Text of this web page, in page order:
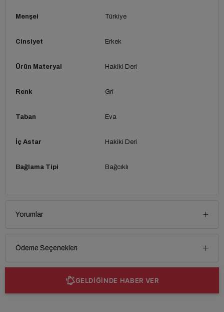
Menşei Türkiye
Cinsiyet Erkek
Ürün Materyal Hakiki Deri
Renk Gri
Taban Eva
İç Astar Hakiki Deri
Bağlama Tipi Bağcıklı
Yorumlar
Ödeme Seçenekleri
GELDİĞİNDE HABER VER